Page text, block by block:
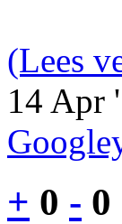
(Lees
14 Apr
+ 0 - 0